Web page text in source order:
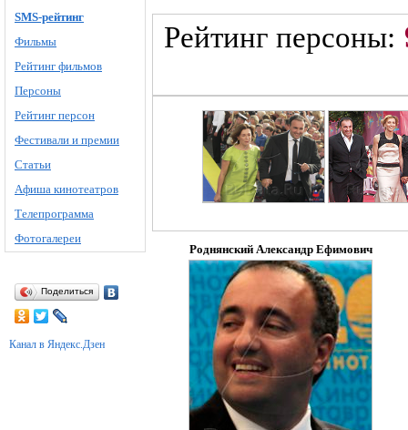
SMS-рейтинг
Фильмы
Рейтинг фильмов
Персоны
Рейтинг персон
Фестивали и премии
Статьи
Афиша кинотеатров
Телепрограмма
Фотогалереи
Поделиться
Канал в Яндекс.Дзен
Рейтинг персоны:
Роднянский Александр Ефимович